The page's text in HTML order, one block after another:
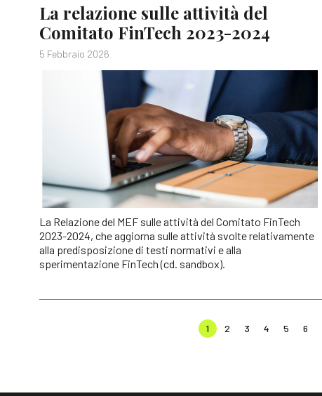
La relazione sulle attività del
Comitato FinTech 2023-2024
5 Febbraio 2026
La Relazione del MEF sulle attività del Comitato FinTech
2023-2024, che aggiorna sulle attività svolte relativamente
alla predisposizione di testi normativi e alla
sperimentazione FinTech (cd. sandbox).
1 2 3 4 5 6